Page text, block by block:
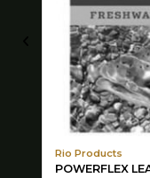
Rio Products
POWERFLEX